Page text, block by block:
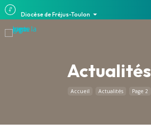
Diocèse de Fréjus-Toulon
Actualités
Accueil Actualités Page 2